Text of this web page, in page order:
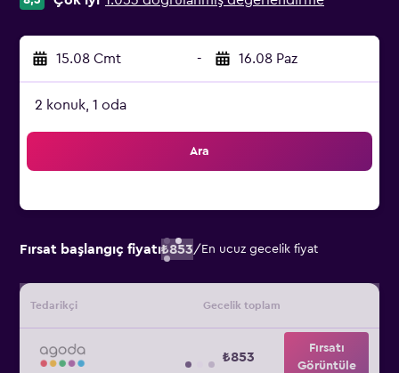
15.08 Cmt - 16.08 Paz
2 konuk, 1 oda
Ara
Fırsat başlangıç fiyatı₺853/ En ucuz gecelik fiyat
Tedarikçi Gecelik toplam
₺853
Fırsatı
Görüntüle